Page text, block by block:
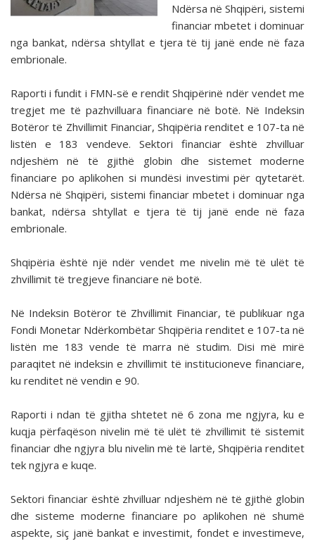
Ndërsa në Shqipëri, sistemi
financiar mbetet i dominuar
nga bankat, ndërsa shtyllat e tjera të tij janë ende në faza
embrionale.
Raporti i fundit i FMN-së e rendit Shqipërinë ndër vendet me
tregjet me të pazhvilluara financiare në botë. Në Indeksin
Botëror të Zhvillimit Financiar, Shqipëria renditet e 107-ta në
listën e 183 vendeve. Sektori financiar është zhvilluar
ndjeshëm në të gjithë globin dhe sistemet moderne
financiare po aplikohen si mundësi investimi për qytetarët.
Ndërsa në Shqipëri, sistemi financiar mbetet i dominuar nga
bankat, ndërsa shtyllat e tjera të tij janë ende në faza
embrionale.
Shqipëria është një ndër vendet me nivelin më të ulët të
zhvillimit të tregjeve financiare në botë.
Në Indeksin Botëror të Zhvillimit Financiar, të publikuar nga
Fondi Monetar Ndërkombëtar Shqipëria renditet e 107-ta në
listën me 183 vende të marra në studim. Disi më mirë
paraqitet në indeksin e zhvillimit të institucioneve financiare,
ku renditet në vendin e 90.
Raporti i ndan të gjitha shtetet në 6 zona me ngjyra, ku e
kuqja përfaqëson nivelin më të ulët të zhvillimit të sistemit
financiar dhe ngjyra blu nivelin më të lartë, Shqipëria renditet
tek ngjyra e kuqe.
Sektori financiar është zhvilluar ndjeshëm në të gjithë globin
dhe sisteme moderne financiare po aplikohen në shumë
aspekte, siç janë bankat e investimit, fondet e investimeve,